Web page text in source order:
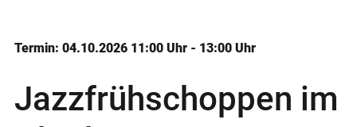
Termin: 04.10.2026 11:00 Uhr - 13:00 Uhr
Jazzfrühschoppen im